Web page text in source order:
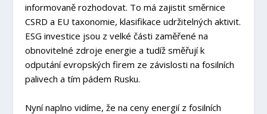
informovaně rozhodovat. To má zajistit směrnice
CSRD a EU taxonomie, klasifikace udržitelných aktivit.
ESG investice jsou z velké části zaměřené na
obnovitelné zdroje energie a tudíž směřují k
odputání evropských firem ze závislosti na fosilních
palivech a tím pádem Rusku.
Nyní naplno vidíme, že na ceny energií z fosilních